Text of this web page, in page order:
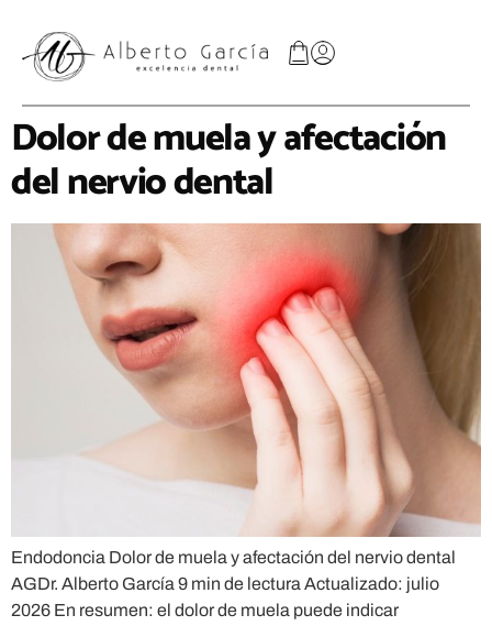
Dolor de muela y afectación
del nervio dental
Endodoncia Dolor de muela y afectación del nervio dental
AGDr. Alberto García 9 min de lectura Actualizado: julio
2026 En resumen: el dolor de muela puede indicar